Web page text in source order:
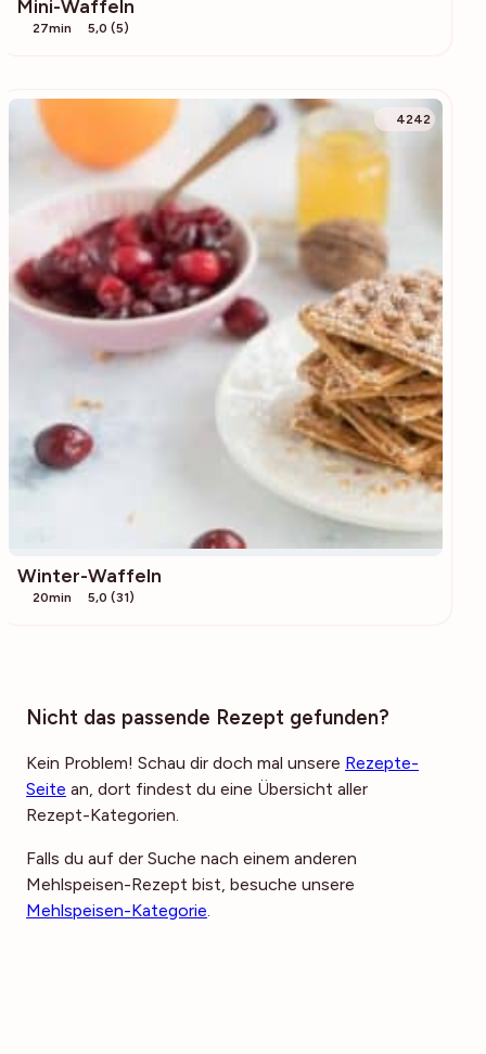
Mini-Waffeln
27min 5,0 (5)
4242
Winter-Waffeln
20min 5,0 (31)
Nicht das passende Rezept gefunden?
Kein Problem! Schau dir doch mal unsere Rezepte-
Seite an, dort findest du eine Übersicht aller
Rezept-Kategorien.
Falls du auf der Suche nach einem anderen
Mehlspeisen-Rezept bist, besuche unsere
Mehlspeisen-Kategorie.